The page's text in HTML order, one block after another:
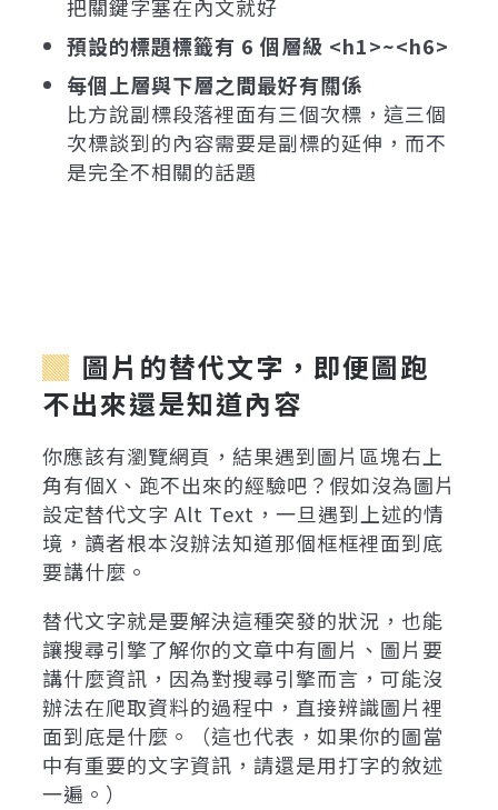
把關鍵字塞在內文就好
預設的標題標籤有 6 個層級 <h1>~<h6>
每個上層與下層之間最好有關係
比方說副標段落裡面有三個次標，這三個
次標談到的內容需要是副標的延伸，而不
是完全不相關的話題
圖片的替代文字，即便圖跑
不出來還是知道內容
你應該有瀏覽網頁，結果遇到圖片區塊右上
角有個X、跑不出來的經驗吧？假如沒為圖片
設定替代文字 Alt Text，一旦遇到上述的情
境，讀者根本沒辦法知道那個框框裡面到底
要講什麼。
替代文字就是要解決這種突發的狀況，也能
讓搜尋引擎了解你的文章中有圖片、圖片要
講什麼資訊，因為對搜尋引擎而言，可能沒
辦法在爬取資料的過程中，直接辨識圖片裡
面到底是什麼。（這也代表，如果你的圖當
中有重要的文字資訊，請還是用打字的敘述
一遍。）